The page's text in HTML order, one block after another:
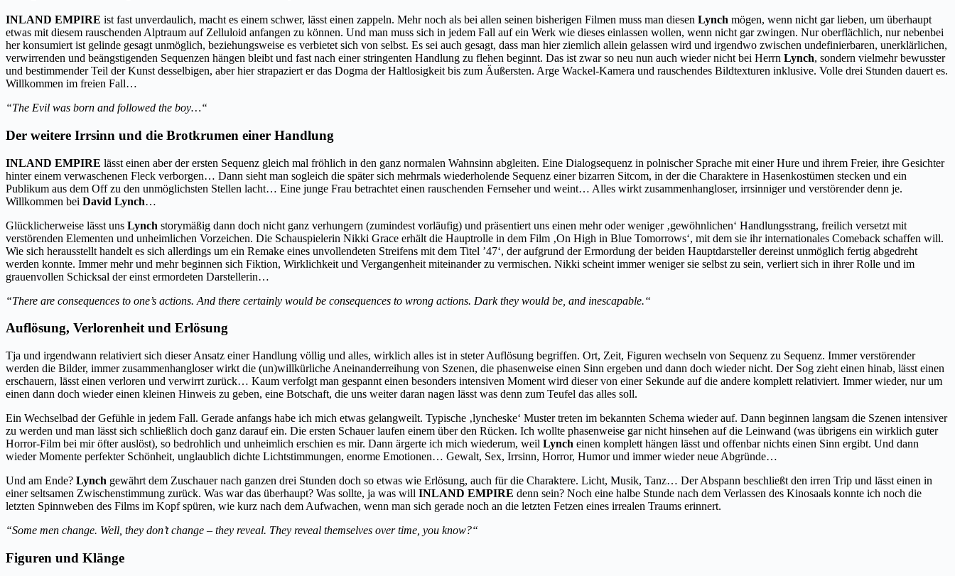
INLAND EMPIRE ist fast unverdaulich, macht es einem schwer, lässt einen zappeln. Mehr noch als bei allen seinen bisherigen Filmen muss man diesen Lynch mögen, wenn nicht gar lieben, um überhaupt
etwas mit diesem rauschenden Alptraum auf Zelluloid anfangen zu können. Und man muss sich in jedem Fall auf ein Werk wie dieses einlassen wollen, wenn nicht gar zwingen. Nur oberflächlich, nur nebenbei
her konsumiert ist gelinde gesagt unmöglich, beziehungsweise es verbietet sich von selbst. Es sei auch gesagt, dass man hier ziemlich allein gelassen wird und irgendwo zwischen undefinierbaren, unerklärlichen,
verwirrenden und beängstigenden Sequenzen hängen bleibt und fast nach einer stringenten Handlung zu flehen beginnt. Das ist zwar so neu nun auch wieder nicht bei Herrn Lynch, sondern vielmehr bewusster
und bestimmender Teil der Kunst desselbigen, aber hier strapaziert er das Dogma der Haltlosigkeit bis zum Äußersten. Arge Wackel-Kamera und rauschendes Bildtexturen inklusive. Volle drei Stunden dauert es.
Willkommen im freien Fall…
“The Evil was born and followed the boy…“
Der weitere Irrsinn und die Brotkrumen einer Handlung
INLAND EMPIRE lässt einen aber der ersten Sequenz gleich mal fröhlich in den ganz normalen Wahnsinn abgleiten. Eine Dialogsequenz in polnischer Sprache mit einer Hure und ihrem Freier, ihre Gesichter
hinter einem verwaschenen Fleck verborgen… Dann sieht man sogleich die später sich mehrmals wiederholende Sequenz einer bizarren Sitcom, in der die Charaktere in Hasenkostümen stecken und ein
Publikum aus dem Off zu den unmöglichsten Stellen lacht… Eine junge Frau betrachtet einen rauschenden Fernseher und weint… Alles wirkt zusammenhangloser, irrsinniger und verstörender denn je.
Willkommen bei David Lynch…
Glücklicherweise lässt uns Lynch storymäßig dann doch nicht ganz verhungern (zumindest vorläufig) und präsentiert uns einen mehr oder weniger ‚gewöhnlichen‘ Handlungsstrang, freilich versetzt mit
verstörenden Elementen und unheimlichen Vorzeichen. Die Schauspielerin Nikki Grace erhält die Hauptrolle in dem Film ‚On High in Blue Tomorrows‘, mit dem sie ihr internationales Comeback schaffen will.
Wie sich herausstellt handelt es sich allerdings um ein Remake eines unvollendeten Streifens mit dem Titel ’47‘, der aufgrund der Ermordung der beiden Hauptdarsteller dereinst unmöglich fertig abgedreht
werden konnte. Immer mehr und mehr beginnen sich Fiktion, Wirklichkeit und Vergangenheit miteinander zu vermischen. Nikki scheint immer weniger sie selbst zu sein, verliert sich in ihrer Rolle und im
grauenvollen Schicksal der einst ermordeten Darstellerin…
“There are consequences to one’s actions. And there certainly would be consequences to wrong actions. Dark they would be, and inescapable.“
Auflösung, Verlorenheit und Erlösung
Tja und irgendwann relativiert sich dieser Ansatz einer Handlung völlig und alles, wirklich alles ist in steter Auflösung begriffen. Ort, Zeit, Figuren wechseln von Sequenz zu Sequenz. Immer verstörender
werden die Bilder, immer zusammenhangloser wirkt die (un)willkürliche Aneinanderreihung von Szenen, die phasenweise einen Sinn ergeben und dann doch wieder nicht. Der Sog zieht einen hinab, lässt einen
erschauern, lässt einen verloren und verwirrt zurück… Kaum verfolgt man gespannt einen besonders intensiven Moment wird dieser von einer Sekunde auf die andere komplett relativiert. Immer wieder, nur um
einen dann doch wieder einen kleinen Hinweis zu geben, eine Botschaft, die uns weiter daran nagen lässt was denn zum Teufel das alles soll.
Ein Wechselbad der Gefühle in jedem Fall. Gerade anfangs habe ich mich etwas gelangweilt. Typische ‚lyncheske‘ Muster treten im bekannten Schema wieder auf. Dann beginnen langsam die Szenen intensiver
zu werden und man lässt sich schließlich doch ganz darauf ein. Die ersten Schauer laufen einem über den Rücken. Ich wollte phasenweise gar nicht hinsehen auf die Leinwand (was übrigens ein wirklich guter
Horror-Film bei mir öfter auslöst), so bedrohlich und unheimlich erschien es mir. Dann ärgerte ich mich wiederum, weil Lynch einen komplett hängen lässt und offenbar nichts einen Sinn ergibt. Und dann
wieder Momente perfekter Schönheit, unglaublich dichte Lichtstimmungen, enorme Emotionen… Gewalt, Sex, Irrsinn, Horror, Humor und immer wieder neue Abgründe…
Und am Ende? Lynch gewährt dem Zuschauer nach ganzen drei Stunden doch so etwas wie Erlösung, auch für die Charaktere. Licht, Musik, Tanz… Der Abspann beschließt den irren Trip und lässt einen in
einer seltsamen Zwischenstimmung zurück. Was war das überhaupt? Was sollte, ja was will INLAND EMPIRE denn sein? Noch eine halbe Stunde nach dem Verlassen des Kinosaals konnte ich noch die
letzten Spinnweben des Films im Kopf spüren, wie kurz nach dem Aufwachen, wenn man sich gerade noch an die letzten Fetzen eines irrealen Traums erinnert.
“Some men change. Well, they don’t change – they reveal. They reveal themselves over time, you know?“
Figuren und Klänge